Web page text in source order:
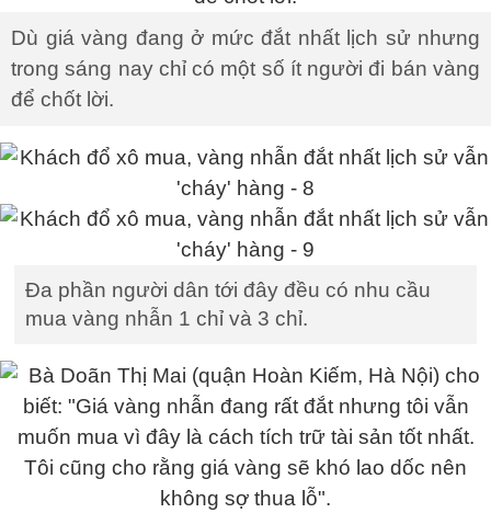
Dù giá vàng đang ở mức đắt nhất lịch sử nhưng
trong sáng nay chỉ có một số ít người đi bán vàng
để chốt lời.
Đa phần người dân tới đây đều có nhu cầu
mua vàng nhẫn 1 chỉ và 3 chỉ.